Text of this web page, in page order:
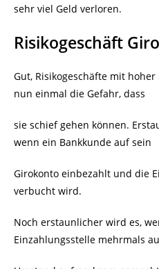
sehr viel Geld verloren.
Risikogeschäft
Gut, Risikogeschäfte mit
nun einmal die Gefahr, dass
sie schief gehen können.
wenn ein Bankkunde auf sein
Girokonto einbezahlt und die
verbucht wird.
Noch erstaunlicher wird es,
Einzahlungsstelle mehrmals